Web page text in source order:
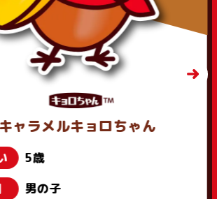
ャラメルキョロちゃん
5歳
男の子